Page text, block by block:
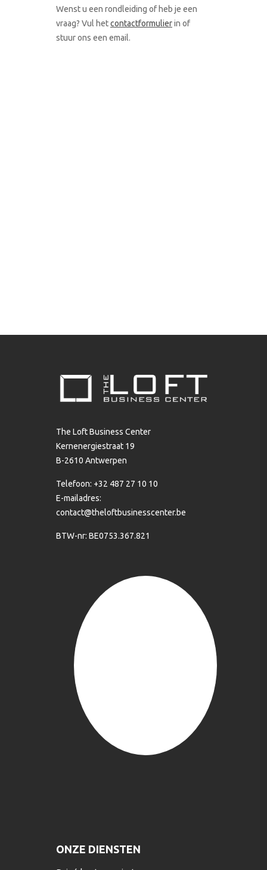
Wenst u een rondleiding of heb je een
vraag? Vul hetcontactformulierin of
stuur ons een email.
The Loft Business Center
Kernenergiestraat 19
B-2610 Antwerpen
Telefoon: +32 487 27 10 10
E-mailadres:
contact@theloftbusinesscenter.be
BTW-nr: BE0753.367.821
ONZE DIENSTEN